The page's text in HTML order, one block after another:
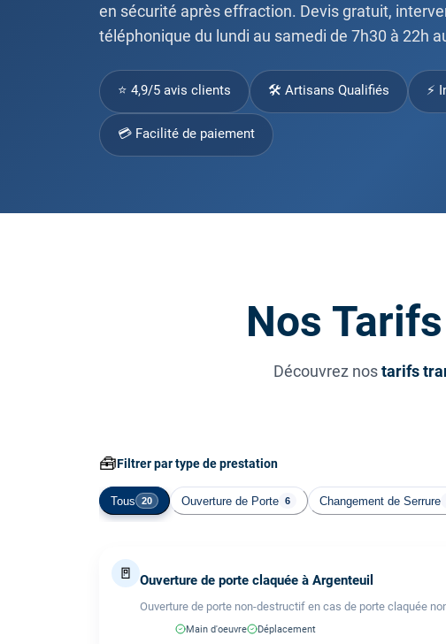
en sécurité après effraction. Devis gratuit,
téléphonique du lundi au samedi de 7h30 à 22h
⭐ 4,9/5 avis clients 🛠 Artisans Qualifiés ⚡
💳 Facilité de paiement
Nos
Découvrez nostarifs
🧰Filtrer par type de prestation
Tous 20 Ouverture de Porte 6 Changement de Serrure
🚪 Ouverture de porte claquée à Argenteuil
Ouverture de porte non-destructif en cas de porte claquée
Main d'oeuvre Déplacement